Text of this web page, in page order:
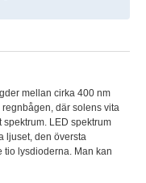
mellan cirka 400 nm
där solens vita
spektrum. LED spektrum
ljuset, den översta
tio lysdioderna. Man kan